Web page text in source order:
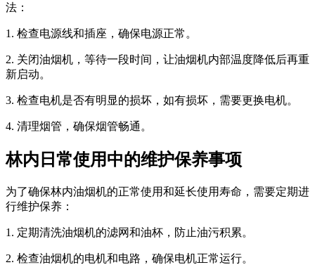
法：
1. 检查电源线和插座，确保电源正常。
2. 关闭油烟机，等待一段时间，让油烟机内部温度降低后再重
新启动。
3. 检查电机是否有明显的损坏，如有损坏，需要更换电机。
4. 清理烟管，确保烟管畅通。
林内日常使用中的维护保养事项
为了确保林内油烟机的正常使用和延长使用寿命，需要定期进
行维护保养：
1. 定期清洗油烟机的滤网和油杯，防止油污积累。
2. 检查油烟机的电机和电路，确保电机正常运行。